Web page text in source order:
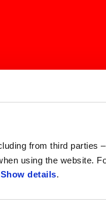
from third parties
using the website.
Show details.